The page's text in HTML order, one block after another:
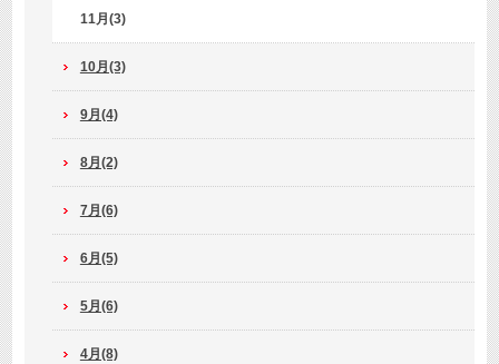
11月(3)
10月(3)
9月(4)
8月(2)
7月(6)
6月(5)
5月(6)
4月(8)